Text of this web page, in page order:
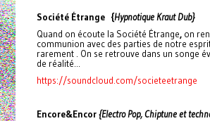
Société Étrange {Hypnotique Kraut Dub}
Quand on écoute la Société Étrange, on
communion avec des parties de notre
rarement . On se retrouve dans un songe
de réalité...
https://soundcloud.com/societeetrange
Encore&Encor{Electro Pop, Chiptune et